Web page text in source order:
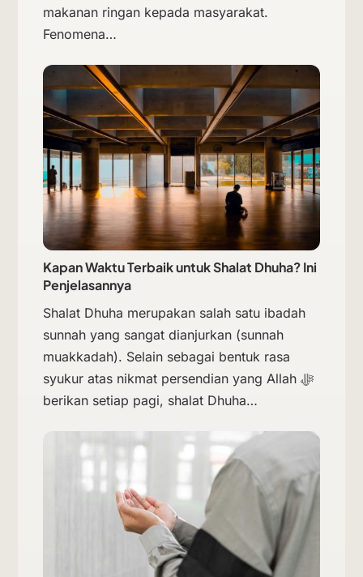
makanan ringan kepada masyarakat.
Fenomena…
Kapan Waktu Terbaik untuk Shalat Dhuha? Ini
Penjelasannya
Shalat Dhuha merupakan salah satu ibadah
sunnah yang sangat dianjurkan (sunnah
muakkadah). Selain sebagai bentuk rasa
syukur atas nikmat persendian yang Allah ﷻ
berikan setiap pagi, shalat Dhuha…